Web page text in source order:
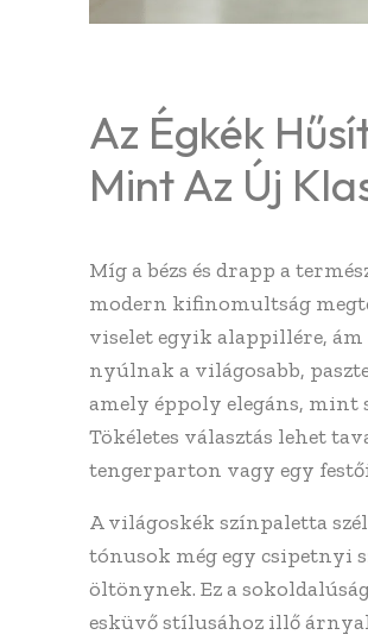
Az Égkék
Mint Az Új
Míg a bézs és drapp a
modern kifinomultság
viselet egyik alappillére, ám
nyúlnak a világosabb,
amely éppoly elegáns, mint
Tökéletes választás lehet
tengerparton vagy egy
A világoskék színpaletta
tónusok még egy csipetnyi
öltönynek. Ez a
esküvő stílusához illő